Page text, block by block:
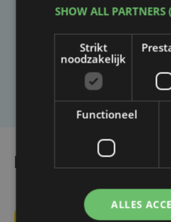
Heb je een taal- of
Laat het ons
Lees ook
SHOW ALL PARTNERS
Strikt
noodzakelijk
Functioneel
ALLES